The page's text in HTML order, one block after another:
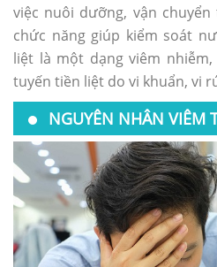
việc nuôi dưỡng, vận
chức năng giúp kiểm soát
liệt là một dạng viêm
tuyến tiền liệt do vi khuẩn, vi
NGUYÊN NHÂN VIÊM